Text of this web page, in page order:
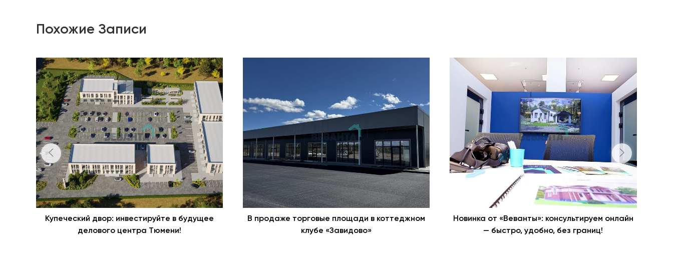
Похожие Записи
Купеческий двор: инвестируйте в будущее
делового центра Тюмени!
В продаже торговые площади в коттеджном
клубе «Завидово»
Новинка от «Веванты»: консультируем онлайн
— быстро, удобно, без границ!